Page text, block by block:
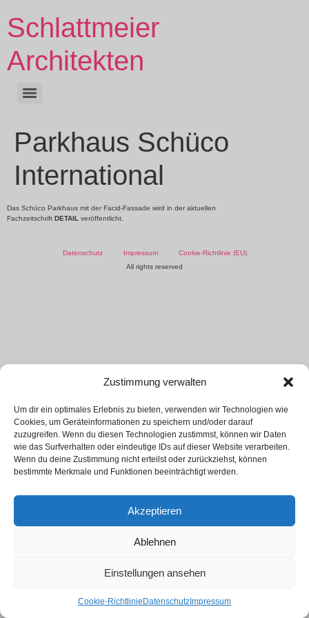
Zustimmung verwalten
Um dir ein optimales Erlebnis zu bieten, verwenden wir Technologien wie
Cookies, um Geräteinformationen zu speichern und/oder darauf
zuzugreifen. Wenn du diesen Technologien zustimmst, können wir Daten
wie das Surfverhalten oder eindeutige IDs auf dieser Website verarbeiten.
Wenn du deine Zustimmung nicht erteilst oder zurückziehst, können
bestimmte Merkmale und Funktionen beeinträchtigt werden.
Akzeptieren
Ablehnen
Einstellungen ansehen
Cookie-Richtlinie Datenschutz Impressum
Schlattmeier
Architekten
Parkhaus Schüco
International
Das Schüco Parkhaus mit der Facid-Fassade wird in der aktuellen
Fachzeitschrift DETAIL veröffentlicht.
Datenschutz Impressum
Cookie-Richtlinie (EU)
All rights reserved